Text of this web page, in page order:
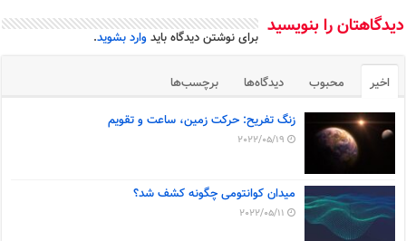
دیدگاهتان را بنویسید برای نوشتن دیدگاه بایدوارد بشوید.
اخیر محبوب دیدگاه‌ها برچسب‌ها
زنگ تفریح: حرکت زمین، ساعت و تقویم
2022/05/19
میدان کوانتومی چگونه کشف شد؟
2022/05/11